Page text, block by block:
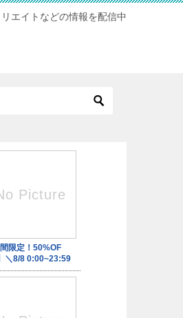
エイトなどの情報を配信中